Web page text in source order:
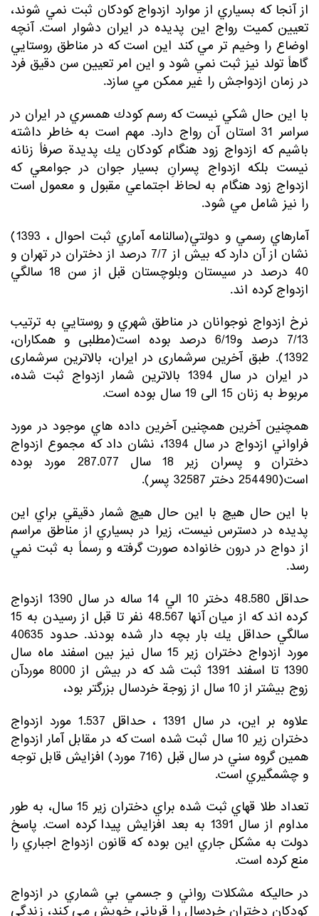
از آنجا كه بسياري از موارد ازدواج كودكان ثبت نمي شوند،
تعيين كميت رواج اين پديده در ايران دشوار است. آنچه
اوضاع را وخيم تر مي كند اين است كه در مناطق روستايي
گاهاً تولد نيز ثبت نمي شود و اين امر تعيين سن دقيق فرد
در زمان ازدواجش را غير ممكن مي سازد.
با اين حال شكي نيست كه رسم كودك همسري در ايران در
سراسر 31 استان آن رواج دارد. مهم است به خاطر داشته
باشيم كه ازدواج زود هنگام كودكان يك پديدة صرفاً زنانه
نيست بلكه ازدواج پسرانِ بسيار جوان در جوامعي كه
ازدواج زود هنگام به لحاظ اجتماعي مقبول و معمول است
را نيز شامل مي شود.
آمارهاي رسمي و دولتي(سالنامه آماري ثبت احوال ، 1393)
نشان از آن دارد كه بيش از 7/7 درصد از دختران در تهران و
40 درصد در سيستان وبلوچستان قبل از سن 18 سالگي
ازدواج كرده اند.
نرخ ازدواج نوجوانان در مناطق شهري و روستايي به ترتيب
7/13 درصد و6/19 درصد بوده است(مطلبی و همکاران،
1392). طبق آخرین سرشماری در ایران، بالاترین سرشماری
در ایران در سال 1394 بالاترین شمار ازدواج ثبت شده،
مربوط به زنان 15 الی 19 سال بوده است.
همچنین آخرین همچنين آخرين داده هاي موجود در مورد
فراواني ازدواج در سال 1394، نشان داد كه مجموع ازدواج
دختران و پسران زير 18 سال 287.077 مورد بوده
است(254490 دختر 32587 پسر).
با این حال هیچ با اين حال هيچ شمار دقيقي براي اين
پديده در دسترس نيست، زيرا در بسياري از مناطق مراسم
از دواج در درون خانواده صورت گرفته و رسماً به ثبت نمي
رسد.
حداقل 48.580 دختر 10 الي 14 ساله در سال 1390 ازدواج
كرده اند كه از ميان آنها 48.567 نفر تا قبل از رسيدن به 15
سالگي حداقل يك بار بچه دار شده بودند. حدود 40635
مورد ازدواج دختران زير 15 سال نيز بين اسفند ماه سال
1390 تا اسفند 1391 ثبت شد كه در بيش از 8000 موردآن
زوج بيشتر از 10 سال از زوجة خردسال بزرگتر بود،
علاوه بر اين، در سال 1391 ، حداقل 1.537 مورد ازدواج
دختران زير 10 سال ثبت شده است كه در مقابل آمار ازدواج
همين گروه سني در سال قبل (716 مورد) افزايش قابل توجه
و چشمگيري است.
تعداد طلا قهاي ثبت شده براي دختران زير 15 سال، به طور
مداوم از سال 1391 به بعد افزايش پيدا كرده است. پاسخ
دولت به مشكل جاري اين بوده كه قانون ازدواج اجباري را
منع كرده است.
در حاليكه مشكلات رواني و جسمي بي شماري در ازدواج
كودكان دختران خردسال را قرباني خويش مي كند، زندگي